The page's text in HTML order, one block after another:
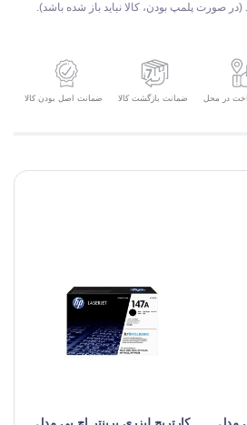
صورت پلمپ بودن، کالا نباید باز شده باشد).
در محل ضمانت بازگشت کالا ضمانت اصل بودن کالا